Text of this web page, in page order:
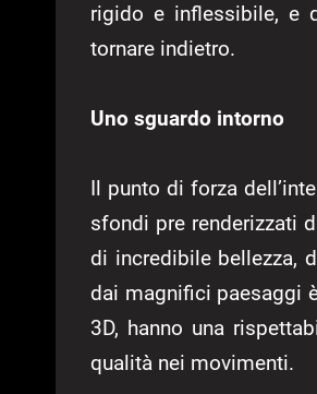
rigido e inflessibile, e
tornare indietro.
Uno sguardo intorno
Il punto di forza
sfondi pre renderizzati
di incredibile bellezza,
dai magnifici paesaggi
3D, hanno una
qualità nei movimenti.